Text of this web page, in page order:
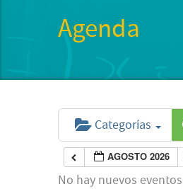
Agenda
Categorías
AGOSTO 2026
No hay nuevos